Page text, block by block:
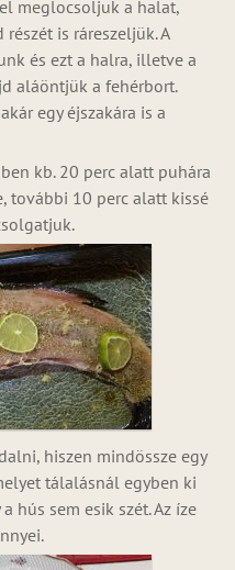
meglocsoljuk a halat,
is ráreszeljük. A
és ezt a halra, illetve a
aláöntjük a fehérbort.
egy éjszakára is a
kb. 20 perc alatt puhára
további 10 perc alatt kissé
hiszen mindössze egy
tálalásnál egyben ki
hús sem esik szét. Az íze